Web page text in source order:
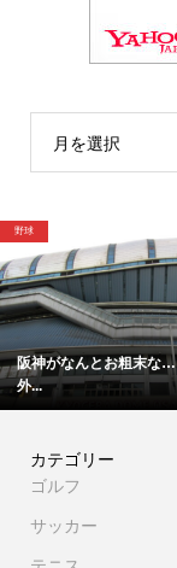
月を選択
ム... 「僕は厳しい
カテゴリー
ゴルフ
サッカー